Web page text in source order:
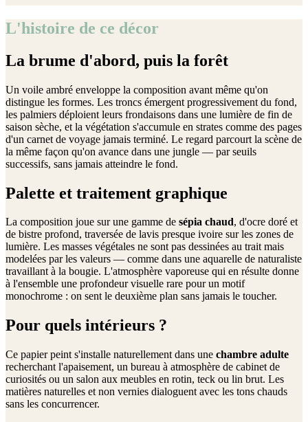
L'histoire de ce décor
La brume d'abord, puis la forêt
Un voile ambré enveloppe la composition avant même qu'on
distingue les formes. Les troncs émergent progressivement du fond,
les palmiers déploient leurs frondaisons dans une lumière de fin de
saison sèche, et la végétation s'accumule en strates comme des pages
d'un carnet de voyage jamais terminé. Le regard parcourt la scène de
la même façon qu'on avance dans une jungle — par seuils
successifs, sans jamais atteindre le fond.
Palette et traitement graphique
La composition joue sur une gamme de sépia chaud, d'ocre doré et
de bistre profond, traversée de lavis presque ivoire sur les zones de
lumière. Les masses végétales ne sont pas dessinées au trait mais
modelées par les valeurs — comme dans une aquarelle de naturaliste
travaillant à la bougie. L'atmosphère vaporeuse qui en résulte donne
à l'ensemble une profondeur visuelle rare pour un motif
monochrome : on sent le deuxième plan sans jamais le toucher.
Pour quels intérieurs ?
Ce papier peint s'installe naturellement dans une chambre adulte
recherchant l'apaisement, un bureau à atmosphère de cabinet de
curiosités ou un salon aux meubles en rotin, teck ou lin brut. Les
matières naturelles et non vernies dialoguent avec les tons chauds
sans les concurrencer.